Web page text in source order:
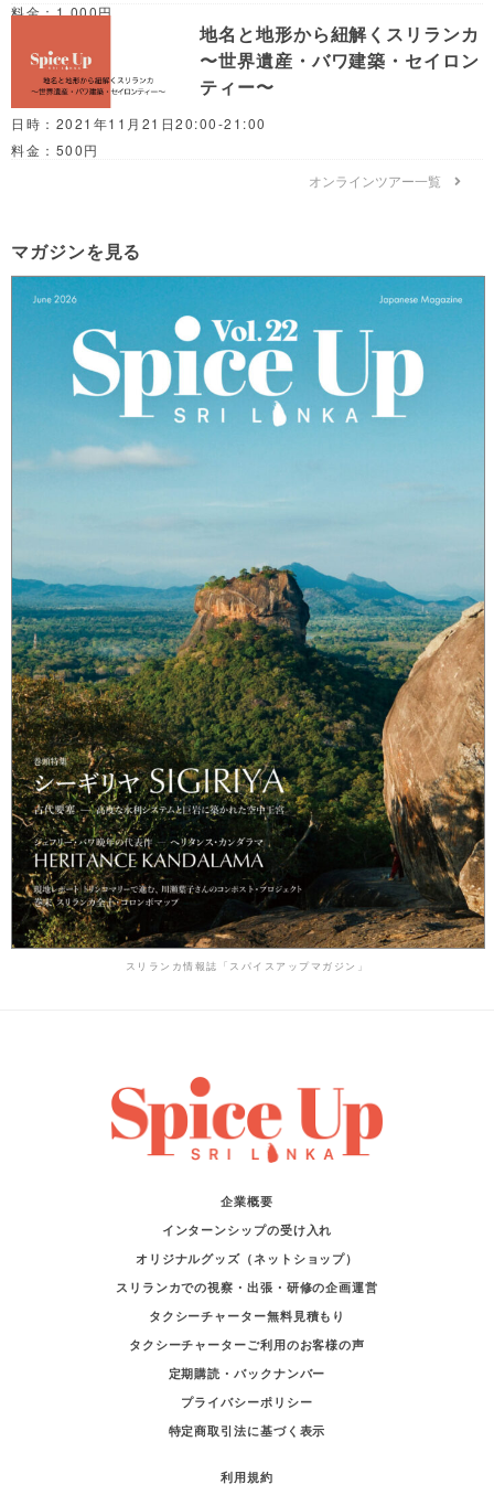
料金：1,000円
地名と地形から紐解くスリランカ
〜世界遺産・バワ建築・セイロン
ティー〜
日時：2021年11月21日20:00-21:00
料金：500円
オンラインツアー一覧
マガジンを見る
スリランカ情報誌「スパイスアップマガジン」
企業概要
インターンシップの受け入れ
オリジナルグッズ（ネットショップ）
スリランカでの視察・出張・研修の企画運営
タクシーチャーター無料見積もり
タクシーチャーターご利用のお客様の声
定期購読・バックナンバー
プライバシーポリシー
特定商取引法に基づく表示
利用規約